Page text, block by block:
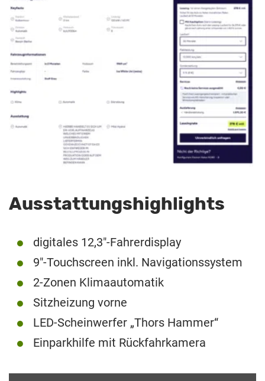
Ausstattungshighlights
digitales 12,3″-Fahrerdisplay
9″-Touchscreen inkl. Navigationssystem
2-Zonen Klimaautomatik
Sitzheizung vorne
LED-Scheinwerfer „Thors Hammer“
Einparkhilfe mit Rückfahrkamera